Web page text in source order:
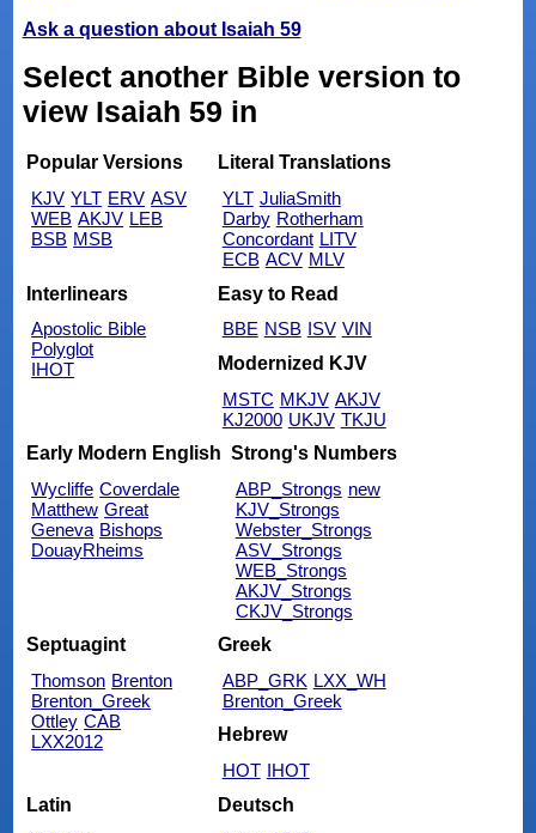
Ask a question about Isaiah 59
Select another Bible version to
view Isaiah 59 in
Popular Versions
KJV YLT ERV ASV
WEB AKJV LEB
BSB MSB
Literal Translations
YLT JuliaSmith
Darby Rotherham
Concordant LITV
ECB ACV MLV
Interlinears
Apostolic Bible
Polyglot
IHOT
Easy to Read
BBE NSB ISV VIN
Modernized KJV
MSTC MKJV AKJV
KJ2000 UKJV TKJU
Early Modern English
Wycliffe Coverdale
Matthew Great
Geneva Bishops
DouayRheims
Strong's Numbers
ABP_Strongs new
KJV_Strongs
Webster_Strongs
ASV_Strongs
WEB_Strongs
AKJV_Strongs
CKJV_Strongs
Septuagint
Thomson Brenton
Brenton_Greek
Ottley CAB
LXX2012
Greek
ABP_GRK LXX_WH
Brenton_Greek
Hebrew
HOT IHOT
Latin
Deutsch